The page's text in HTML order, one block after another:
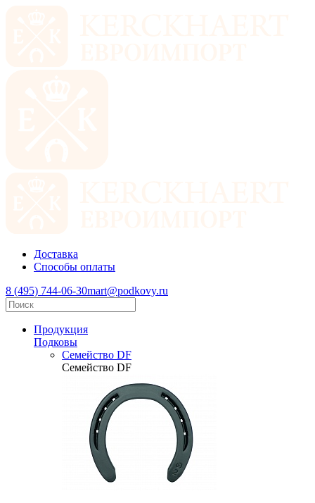
Доставка
Способы оплаты
8 (495) 744-06-30mart@podkovy.ru
Продукция
Подковы
Семейство DF
Семейство DF